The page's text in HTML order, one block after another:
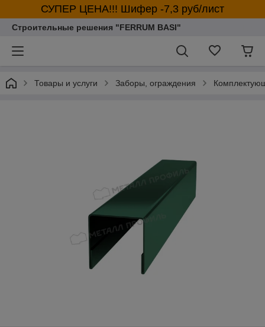
СУПЕР ЦЕНА!!! Шифер -7,3 руб/лист
Строительные решения "FERRUM BASI"
Товары и услуги Заборы, ограждения